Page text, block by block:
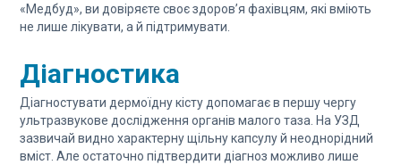
«Медбуд», ви довіряєте своє здоров’я фахівцям, які вміють
не лише лікувати, а й підтримувати.
Діагностика
Діагностувати дермоїдну кісту допомагає в першу чергу
ультразвукове дослідження органів малого таза. На УЗД
зазвичай видно характерну щільну капсулу й неоднорідний
вміст. Але остаточно підтвердити діагноз можливо лише